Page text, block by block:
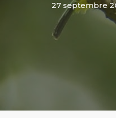
27 septembre